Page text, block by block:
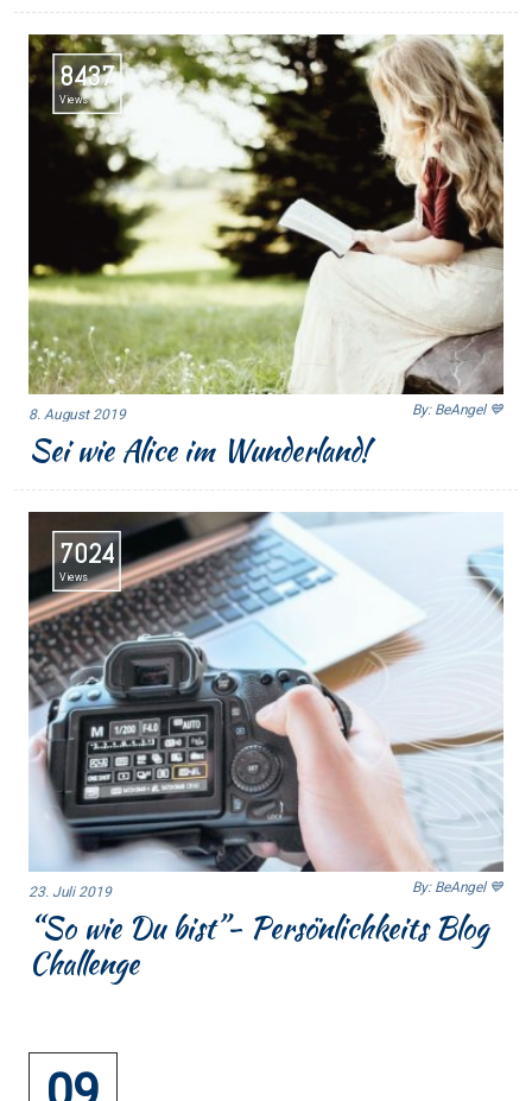
8437
Views
8. August 2019 By: BeAngel 💙
Sei wie Alice im Wunderland!
7024
Views
23. Juli 2019 By: BeAngel 💙
“So wie Du bist”- Persönlichkeits Blog
Challenge